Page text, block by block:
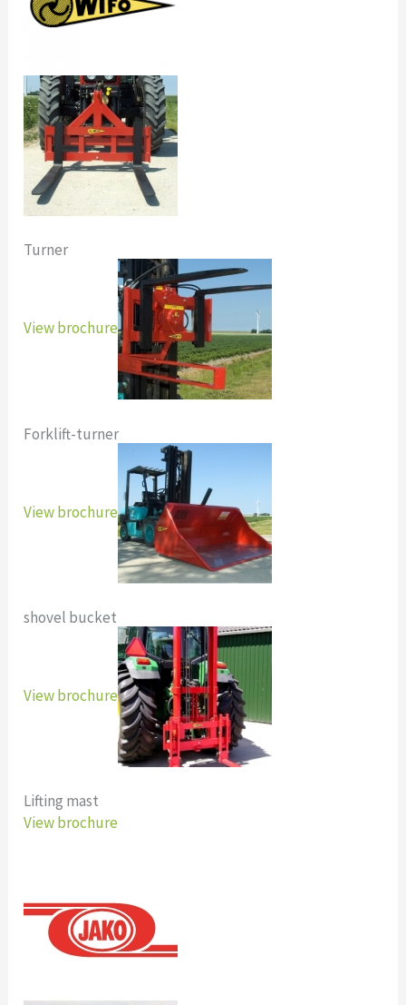
Turner
View brochure
Forklift-turner
View brochure
shovel bucket
View brochure
Lifting mast
View brochure